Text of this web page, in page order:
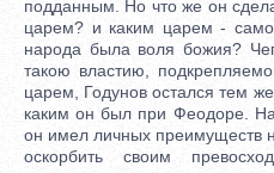
подданным. Но что же он
царем? и каким царем -
народа была воля божия?
такою властию,
царем, Годунов остался тем
каким он был при Феодоре.
он имел личных преимуществ
оскорбить своим